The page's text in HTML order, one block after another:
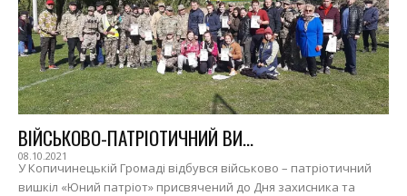
ВІЙСЬКОВО-ПАТРІОТИЧНИЙ ВИ...
08.10.2021
У Копичинецькій Громаді відбувся військово – патріотичний
вишкіл «Юний патріот» присвячений до Дня захисника та